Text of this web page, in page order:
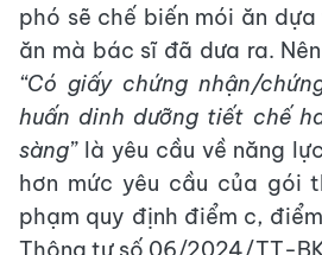
phó sẽ chế biến mói ăn
ăn mà bác sĩ đã dưa ra.
“Có giấy chứng nhận/
huấn dinh dưỡng tiết chế
sàng”là yêu cầu về năng
hơn mức yêu cầu của gói
phạm quy định điểm c,